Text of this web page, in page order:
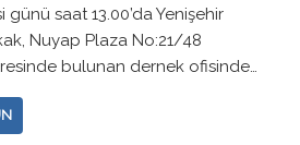
günü saat 13.00’da Yenişehir
Nuyap Plaza No:21/48
bulunan dernek ofisinde…